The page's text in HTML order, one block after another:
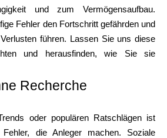
und zum Vermögensaufbau.
Fehler den Fortschritt gefährden und
führen. Lassen Sie uns diese
und herausfinden, wie Sie sie
Recherche
oder populären Ratschlägen ist
die Anleger machen. Soziale